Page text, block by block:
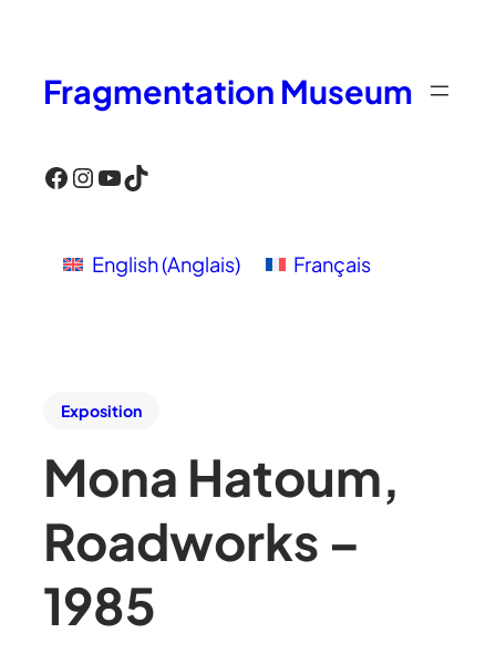
Fragmentation Museum
Facebook InstagramYouTube TikTok
English(Anglais) Français
Exposition
Mona Hatoum,
Roadworks –
1985